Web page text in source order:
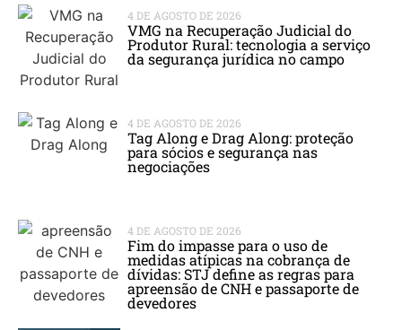
4 DE AGOSTO DE 2026
VMG na Recuperação Judicial do
Produtor Rural: tecnologia a serviço
da segurança jurídica no campo
4 DE AGOSTO DE 2026
Tag Along e Drag Along: proteção
para sócios e segurança nas
negociações
4 DE AGOSTO DE 2026
Fim do impasse para o uso de
medidas atípicas na cobrança de
dívidas: STJ define as regras para
apreensão de CNH e passaporte de
devedores